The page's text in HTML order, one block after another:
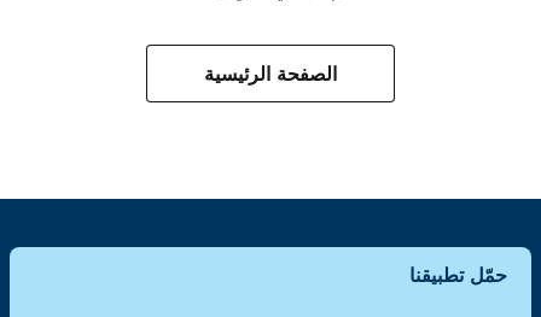
الصفحة الرئيسية
حمّل تطبيقنا